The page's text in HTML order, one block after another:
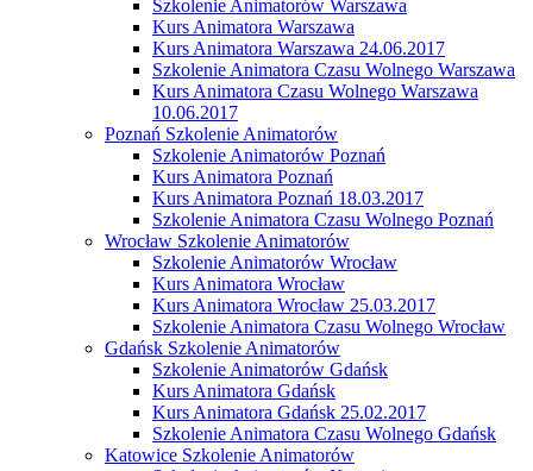
Szkolenie Animatorów Warszawa
Kurs Animatora Warszawa
Kurs Animatora Warszawa 24.06.2017
Szkolenie Animatora Czasu Wolnego Warszawa
Kurs Animatora Czasu Wolnego Warszawa
10.06.2017
Poznań Szkolenie Animatorów
Szkolenie Animatorów Poznań
Kurs Animatora Poznań
Kurs Animatora Poznań 18.03.2017
Szkolenie Animatora Czasu Wolnego Poznań
Wrocław Szkolenie Animatorów
Szkolenie Animatorów Wrocław
Kurs Animatora Wrocław
Kurs Animatora Wrocław 25.03.2017
Szkolenie Animatora Czasu Wolnego Wrocław
Gdańsk Szkolenie Animatorów
Szkolenie Animatorów Gdańsk
Kurs Animatora Gdańsk
Kurs Animatora Gdańsk 25.02.2017
Szkolenie Animatora Czasu Wolnego Gdańsk
Katowice Szkolenie Animatorów